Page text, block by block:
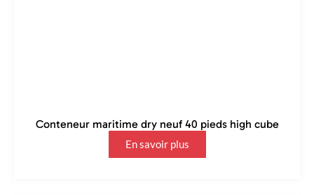
Conteneur maritime dry neuf 40 pieds high cube
En savoir plus